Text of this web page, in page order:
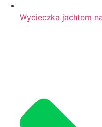
Wycieczka jachtem